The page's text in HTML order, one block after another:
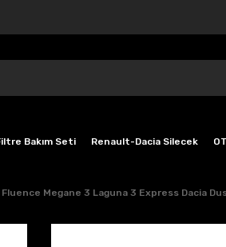
Bakım Seti Renault-Dacia Silecek
Fluence Megane 3 Laguna 3 Express Dacia